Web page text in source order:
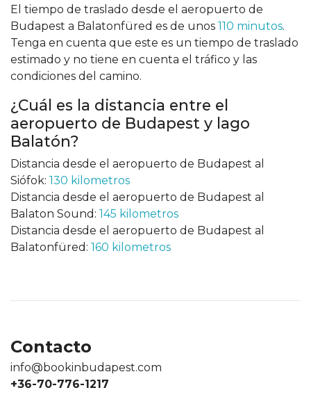
El tiempo de traslado desde el aeropuerto de
Budapest a Balatonfüred es de unos 110 minutos.
Tenga en cuenta que este es un tiempo de traslado
estimado y no tiene en cuenta el tráfico y las
condiciones del camino.
¿Cuál es la distancia entre el
aeropuerto de Budapest y lago
Balatón?
Distancia desde el aeropuerto de Budapest al
Siófok: 130 kilometros
Distancia desde el aeropuerto de Budapest al
Balaton Sound: 145 kilometros
Distancia desde el aeropuerto de Budapest al
Balatonfüred: 160 kilometros
Contacto
info@bookinbudapest.com
+36-70-776-1217